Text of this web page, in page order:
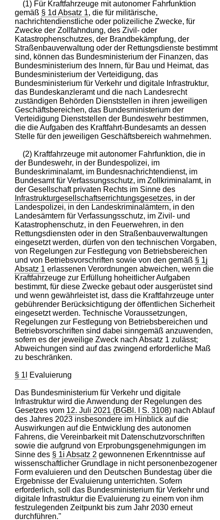
(1) Für Kraftfahrzeuge mit autonomer Fahrfunktion
gemäß § 1d Absatz 1, die für militärische,
nachrichtendienstliche oder polizeiliche Zwecke, für
Zwecke der Zollfahndung, des Zivil- oder
Katastrophenschutzes, der Brandbekämpfung, der
Straßenbauverwaltung oder der Rettungsdienste bestimmt
sind, können das Bundesministerium der Finanzen, das
Bundesministerium des Innern, für Bau und Heimat, das
Bundesministerium der Verteidigung, das
Bundesministerium für Verkehr und digitale Infrastruktur,
das Bundeskanzleramt und die nach Landesrecht
zuständigen Behörden Dienststellen in ihren jeweiligen
Geschäftsbereichen, das Bundesministerium der
Verteidigung Dienststellen der Bundeswehr bestimmen,
die die Aufgaben des Kraftfahrt-Bundesamts an dessen
Stelle für den jeweiligen Geschäftsbereich wahrnehmen.
(2) Kraftfahrzeuge mit autonomer Fahrfunktion, die in
der Bundeswehr, in der Bundespolizei, im
Bundeskriminalamt, im Bundesnachrichtendienst, im
Bundesamt für Verfassungsschutz, im Zollkriminalamt, in
der Gesellschaft privaten Rechts im Sinne des
Infrastrukturgesellschaftserrichtungsgesetzes, in der
Landespolizei, in den Landeskriminalämtern, in den
Landesämtern für Verfassungsschutz, im Zivil- und
Katastrophenschutz, in den Feuerwehren, in den
Rettungsdiensten oder in den Straßenbauverwaltungen
eingesetzt werden, dürfen von den technischen Vorgaben,
von Regelungen zur Festlegung von Betriebsbereichen
und von Betriebsvorschriften sowie von den gemäß § 1j
Absatz 1 erlassenen Verordnungen abweichen, wenn die
Kraftfahrzeuge zur Erfüllung hoheitlicher Aufgaben
bestimmt, für diese Zwecke gebaut oder ausgerüstet sind
und wenn gewährleistet ist, dass die Kraftfahrzeuge unter
gebührender Berücksichtigung der öffentlichen Sicherheit
eingesetzt werden. Technische Voraussetzungen,
Regelungen zur Festlegung von Betriebsbereichen und
Betriebsvorschriften sind dabei sinngemäß anzuwenden,
sofern es der jeweilige Zweck nach Absatz 1 zulässt;
Abweichungen sind auf das zwingend erforderliche Maß
zu beschränken.
§ 1l Evaluierung
Das Bundesministerium für Verkehr und digitale
Infrastruktur wird die Anwendung der Regelungen des
Gesetzes vom 12. Juli 2021 (BGBl. I S. 3108) nach Ablauf
des Jahres 2023 insbesondere im Hinblick auf die
Auswirkungen auf die Entwicklung des autonomen
Fahrens, die Vereinbarkeit mit Datenschutzvorschriften
sowie die aufgrund von Erprobungsgenehmigungen im
Sinne des § 1i Absatz 2 gewonnenen Erkenntnisse auf
wissenschaftlicher Grundlage in nicht personenbezogener
Form evaluieren und den Deutschen Bundestag über die
Ergebnisse der Evaluierung unterrichten. Sofern
erforderlich, soll das Bundesministerium für Verkehr und
digitale Infrastruktur die Evaluierung zu einem von ihm
festzulegenden Zeitpunkt bis zum Jahr 2030 erneut
durchführen."